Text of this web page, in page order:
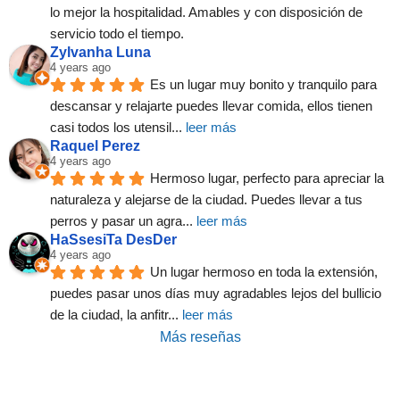
lo mejor la hospitalidad. Amables y con disposición de
servicio todo el tiempo.
Zylvanha Luna
4 years ago
Es un lugar muy bonito y tranquilo para
descansar y relajarte puedes llevar comida, ellos tienen
casi todos los utensil... leer más
Raquel Perez
4 years ago
Hermoso lugar, perfecto para apreciar la
naturaleza y alejarse de la ciudad. Puedes llevar a tus
perros y pasar un agra... leer más
HaSsesiTa DesDer
4 years ago
Un lugar hermoso en toda la extensión,
puedes pasar unos días muy agradables lejos del bullicio
de la ciudad, la anfitr... leer más
Más reseñas